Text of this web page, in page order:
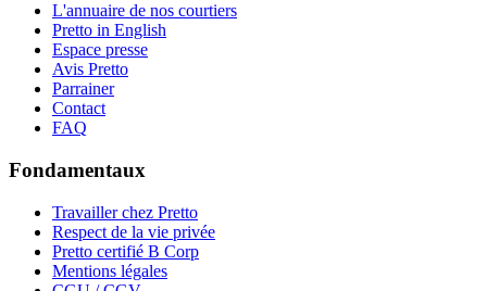
L'annuaire de nos courtiers
Pretto in English
Espace presse
Avis Pretto
Parrainer
Contact
FAQ
Fondamentaux
Travailler chez Pretto
Respect de la vie privée
Pretto certifié B Corp
Mentions légales